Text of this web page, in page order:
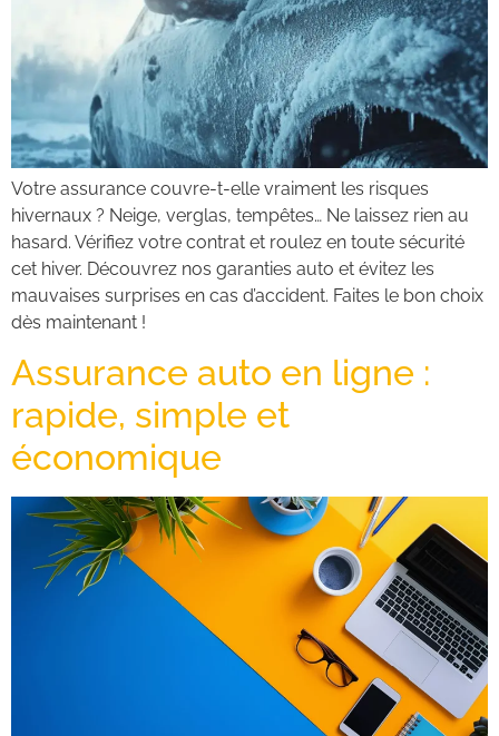
Votre assurance couvre-t-elle vraiment les risques
hivernaux ? Neige, verglas, tempêtes… Ne laissez rien au
hasard. Vérifiez votre contrat et roulez en toute sécurité
cet hiver. Découvrez nos garanties auto et évitez les
mauvaises surprises en cas d’accident. Faites le bon choix
dès maintenant !
Assurance auto en ligne :
rapide, simple et
économique